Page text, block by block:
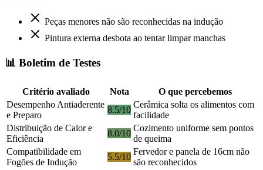
Peças menores não são reconhecidas na indução
Pintura externa desbota ao tentar limpar manchas
📊 Boletim de Testes
Critério avaliado Nota
O que percebemos
Desempenho Antiaderente
e Preparo
8.5/10
Cerâmica solta os alimentos com
facilidade
Distribuição de Calor e
Eficiência
8.0/10
Cozimento uniforme sem pontos
de queima
Compatibilidade em
Fogões de Indução
5.5/10
Fervedor e panela de 16cm não
são reconhecidos